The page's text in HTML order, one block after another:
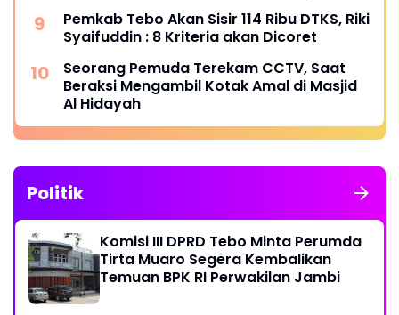
Pemkab Tebo Akan Sisir 114 Ribu DTKS, Riki
Syaifuddin : 8 Kriteria akan Dicoret
Seorang Pemuda Terekam CCTV, Saat
Beraksi Mengambil Kotak Amal di Masjid
Al Hidayah
Politik
Komisi III DPRD Tebo Minta Perumda
Tirta Muaro Segera Kembalikan
Temuan BPK RI Perwakilan Jambi